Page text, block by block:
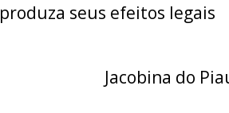
produza seus efeitos legais
Jacobina do